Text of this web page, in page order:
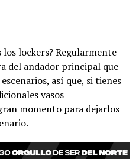
lockers? Regularmente
del andador principal que
así que, si tienes
vasos
momento para dejarlos